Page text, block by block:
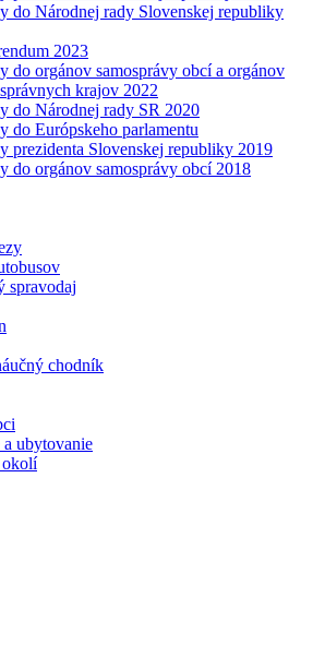
do Národnej rady Slovenskej republiky
2023
do orgánov samosprávy obcí a orgánov
krajov 2022
do Národnej rady SR 2020
do Európskeho parlamentu
prezidenta Slovenskej republiky 2019
do orgánov samosprávy obcí 2018
spravodaj
chodník
a ubytovanie
okolí